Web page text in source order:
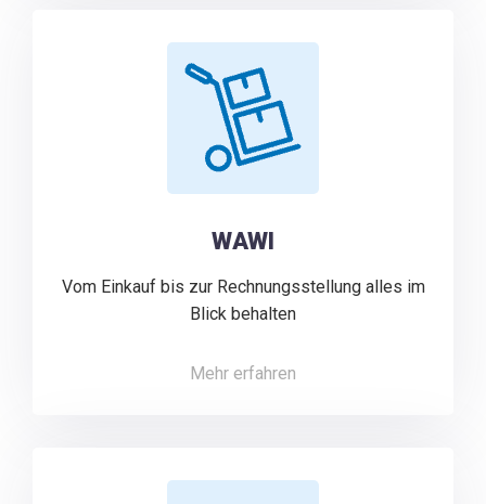
WAWI
Vom Einkauf bis zur Rechnungsstellung alles im
Blick behalten
Mehr erfahren